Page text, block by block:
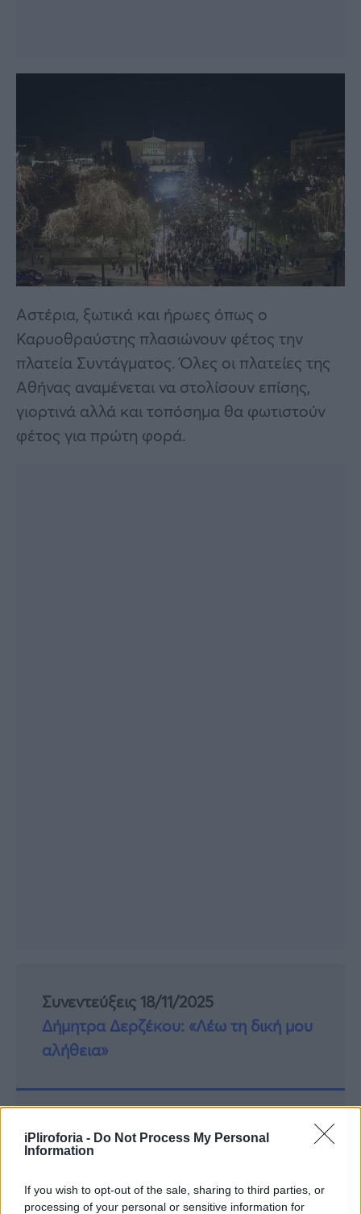
iPliroforia - Do Not Process My Personal
Information
If you wish to opt-out of the sale, sharing to third parties, or
processing of your personal or sensitive information for
Αστέρια, ξωτικά και ήρωες όπως ο
Καρυοθραύστης πλασιώνουν φέτος την
πλατεία Συντάγματος. Όλες οι πλατείες της
Αθήνας αναμένεται να στολίσουν επίσης,
γιορτινά αλλά και τοπόσημα θα φωτιστούν
φέτος για πρώτη φορά.
Συνεντεύξεις 18/11/2025
Δήμητρα Δερζέκου: «Λέω τη δική μου
αλήθεια»
Συνεντεύξεις 18/11/2025
Τζεφ Μοντάνα: «Κανένας δεν μπορεί